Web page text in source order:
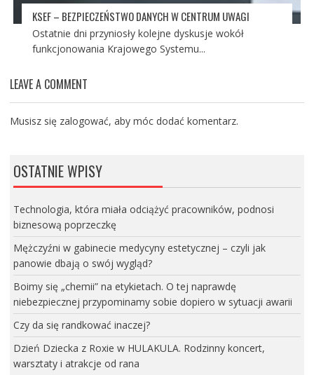
KSEF – BEZPIECZEŃSTWO DANYCH W CENTRUM UWAGI
Ostatnie dni przyniosły kolejne dyskusje wokół
funkcjonowania Krajowego Systemu...
LEAVE A COMMENT
Musisz się zalogować, aby móc dodać komentarz.
OSTATNIE WPISY
Technologia, która miała odciążyć pracowników, podnosi
biznesową poprzeczkę
Mężczyźni w gabinecie medycyny estetycznej – czyli jak
panowie dbają o swój wygląd?
Boimy się „chemii” na etykietach. O tej naprawdę
niebezpiecznej przypominamy sobie dopiero w sytuacji awarii
Czy da się randkować inaczej?
Dzień Dziecka z Roxie w HULAKULA. Rodzinny koncert,
warsztaty i atrakcje od rana